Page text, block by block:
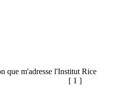
que m'adresse l'Institut Rice
[ 1 ]